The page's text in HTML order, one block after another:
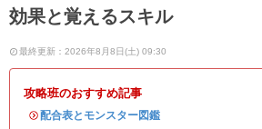
効果と覚えるスキル
最終更新：2026年8月8日(土) 09:30
攻略班のおすすめ記事
・配合表とモンスター図鑑